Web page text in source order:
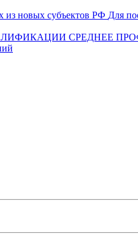
из новых субъектов РФ Для
СРЕДНЕЕ